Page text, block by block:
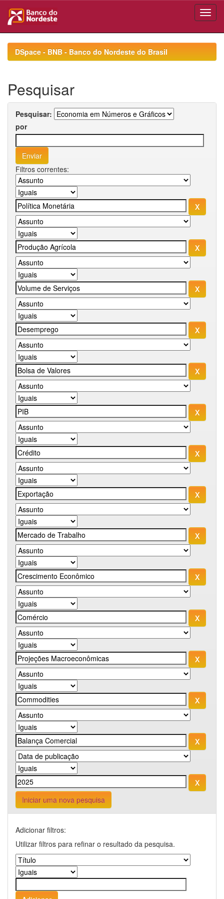
navigationDSpace - BNB - Banco do Nordeste do Brasil
Pesquisar
Pesquisar:
por
Filtros correntes:
Iniciar uma nova pesquisa
Adicionar filtros:
Utilizar filtros para refinar o resultado da pesquisa.